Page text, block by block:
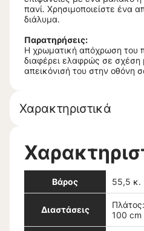
πανί. Χρησιμοποιείστε ένα
διάλυμα.
Παρατηρήσεις:
Η χρωματική απόχρωση του
διαφέρει ελαφρώς σε σχέση
απεικόνισή του στην οθόνη
Χαρακτηριστικά
Βάρος 55,5 κ.
Διαστάσεις
100 cm